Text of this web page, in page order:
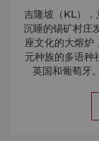
吉隆坡（KL），
沉睡的锡矿村庄
座文化的大熔炉
元种族的多语种
英国和葡萄牙
范围内，毗邻
等著名旅游景